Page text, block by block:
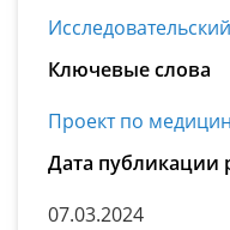
Ключевые слова
Проект по
Дата публикации
07.03.2024